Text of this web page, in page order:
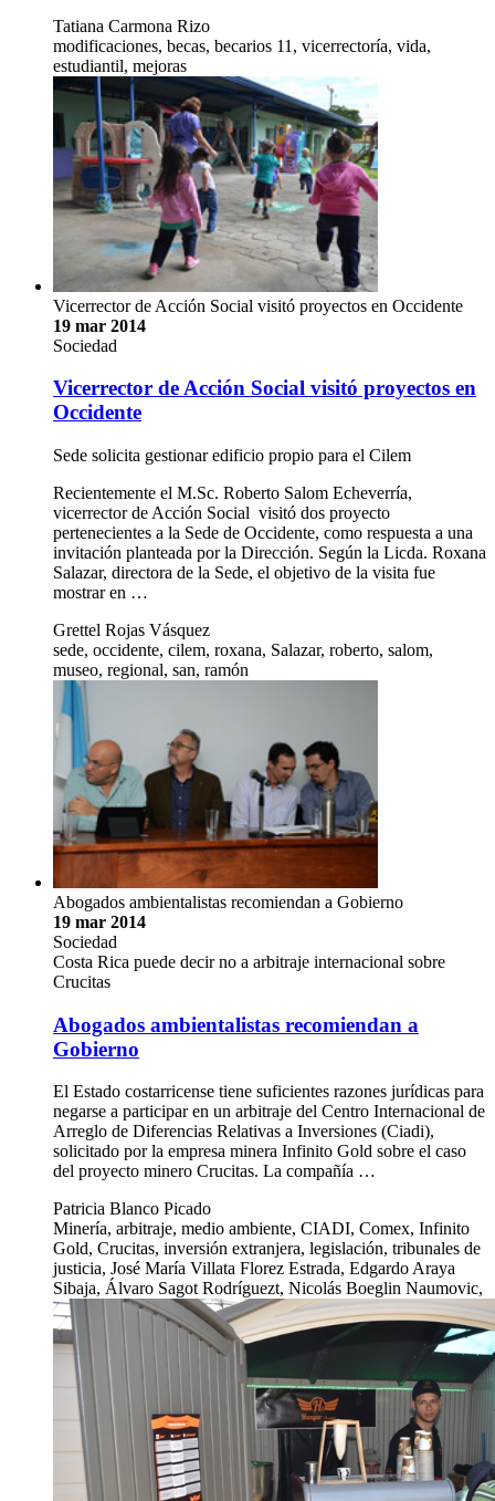
Tatiana Carmona Rizo
modificaciones, becas, becarios 11, vicerrectoría, vida,
estudiantil, mejoras
Vicerrector de Acción Social visitó proyectos en Occidente
19 mar 2014
Sociedad
Vicerrector de Acción Social visitó proyectos en
Occidente
Sede solicita gestionar edificio propio para el Cilem
Recientemente el M.Sc. Roberto Salom Echeverría,
vicerrector de Acción Social visitó dos proyecto
pertenecientes a la Sede de Occidente, como respuesta a una
invitación planteada por la Dirección. Según la Licda. Roxana
Salazar, directora de la Sede, el objetivo de la visita fue
mostrar en …
Grettel Rojas Vásquez
sede, occidente, cilem, roxana, Salazar, roberto, salom,
museo, regional, san, ramón
Abogados ambientalistas recomiendan a Gobierno
19 mar 2014
Sociedad
Costa Rica puede decir no a arbitraje internacional sobre
Crucitas
Abogados ambientalistas recomiendan a
Gobierno
El Estado costarricense tiene suficientes razones jurídicas para
negarse a participar en un arbitraje del Centro Internacional de
Arreglo de Diferencias Relativas a Inversiones (Ciadi),
solicitado por la empresa minera Infinito Gold sobre el caso
del proyecto minero Crucitas. La compañía …
Patricia Blanco Picado
Minería, arbitraje, medio ambiente, CIADI, Comex, Infinito
Gold, Crucitas, inversión extranjera, legislación, tribunales de
justicia, José María Villata Florez Estrada, Edgardo Araya
Sibaja, Álvaro Sagot Rodríguezt, Nicolás Boeglin Naumovic,